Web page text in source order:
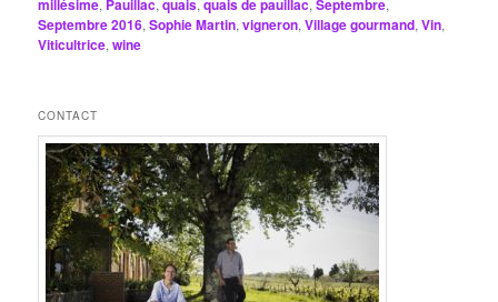
millésime, Pauillac,quais,quais de pauillac,Septembre,
Septembre 2016,Sophie Martin,vigneron,Village gourmand,Vin,
Viticultrice,wine
CONTACT